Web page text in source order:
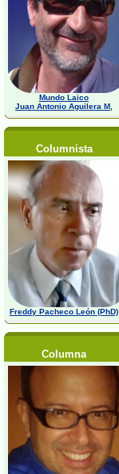
Mundo Laico
Juan Antonio Aguilera M,
Columnista
Freddy Pacheco León (PhD)
Columna